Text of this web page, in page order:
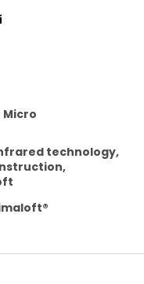
Micro
technology,